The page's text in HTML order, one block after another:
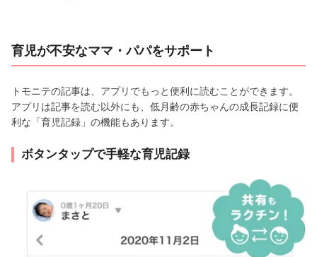
育児が不安なママ・パパをサポート
トモニテの記事は、アプリでもっと便利に読むことができます。
アプリは記事を読む以外にも、低月齢の赤ちゃんの成長記録に便
利な「育児記録」の機能もあります。
ボタンタップで手軽な育児記録